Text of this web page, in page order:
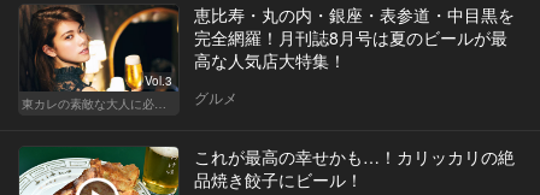
Vol.3
恵比寿・丸の内・銀座・表参道・中目黒を
完全網羅！月刊誌8月号は夏のビールが最
高な人気店大特集！
グルメ
これが最高の幸せかも…！カリッカリの絶
品焼き餃子にビール！